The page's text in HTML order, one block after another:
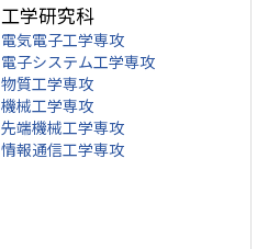
工学研究科
電気電子工学専攻
電子システム工学専攻
物質工学専攻
機械工学専攻
先端機械工学専攻
情報通信工学専攻